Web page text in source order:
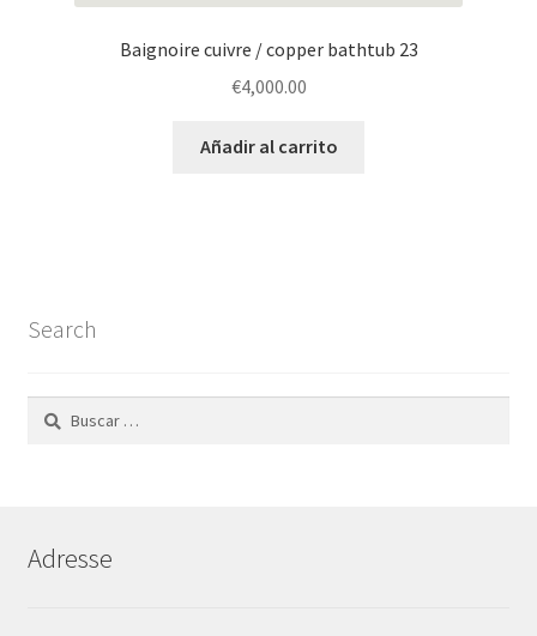
Baignoire cuivre / copper bathtub 23
€4,000.00
Añadir al carrito
Search
Buscar:
Adresse